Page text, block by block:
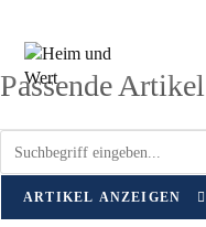
springen
Passende
ARTIKEL ANZEIGEN